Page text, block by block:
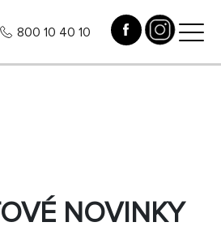
800 10 40 10
NOVINKY